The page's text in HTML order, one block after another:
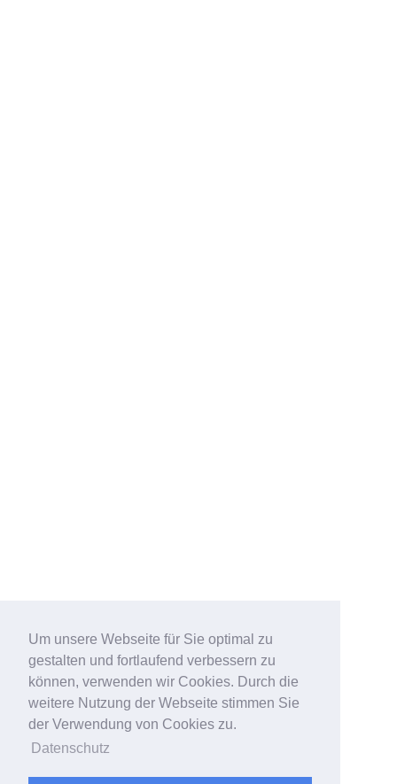
Um unsere Webseite für Sie optimal zu
gestalten und fortlaufend verbessern zu
können, verwenden wir Cookies. Durch die
weitere Nutzung der Webseite stimmen Sie
der Verwendung von Cookies zu.
Datenschutz